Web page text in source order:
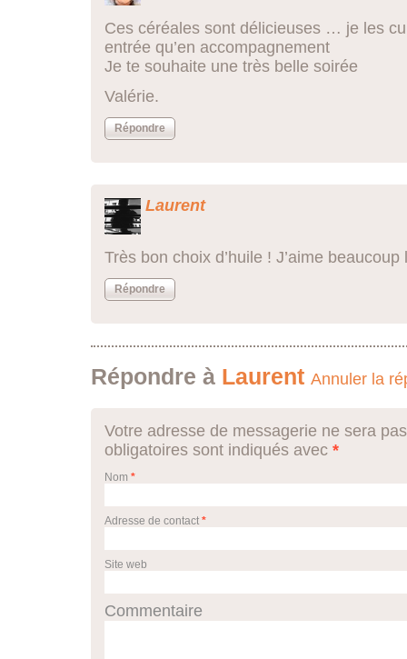
Ces céréales sont délicieuses … je les
entrée qu’en accompagnement
Je te souhaite une très belle soirée
Valérie.
Répondre
Laurent
Très bon choix d’huile ! J’aime
Répondre
Répondre à Laurent Annuler la
Votre adresse de messagerie ne sera
obligatoires sont indiqués avec *
Nom *
Adresse de contact *
Site web
Commentaire